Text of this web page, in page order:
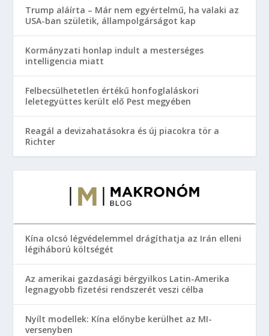
Trump aláírta – Már nem egyértelmű, ha valaki az
USA-ban születik, állampolgárságot kap
Kormányzati honlap indult a mesterséges
intelligencia miatt
Felbecsülhetetlen értékű honfoglaláskori
leletegyüttes került elő Pest megyében
Reagál a devizahatásokra és új piacokra tör a
Richter
Kína olcsó légvédelemmel drágíthatja az Irán elleni
légiháború költségét
Az amerikai gazdasági bérgyilkos Latin-Amerika
legnagyobb fizetési rendszerét veszi célba
Nyílt modellek: Kína előnybe kerülhet az MI-
versenyben